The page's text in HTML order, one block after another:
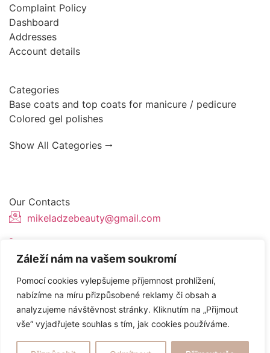
Záleží nám na vašem soukromí
Pomocí cookies vylepšujeme příjemnost prohlížení,
nabízíme na míru přizpůsobené reklamy či obsah a
analyzujeme návštěvnost stránky. Kliknutím na „Přijmout
vše“ vyjadřujete souhlas s tím, jak cookies používáme.
Complaint Policy
Dashboard
Addresses
Account details
Categories
Base coats and top coats for manicure / pedicure
Colored gel polishes
Show All Categories 🠂
Our Contacts
mikeladzebeauty@gmail.com
Website created byTopranker.cz